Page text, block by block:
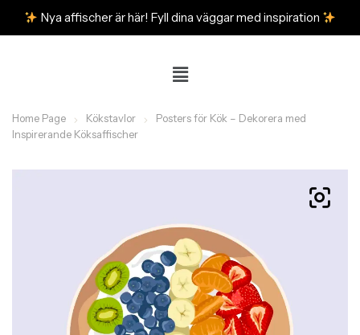
Nya affischer är här! Fyll dina väggar med inspiration
Home Page Kökstavlor
Posters för Kök – Dekorera med
Inspirerande Köksaffischer